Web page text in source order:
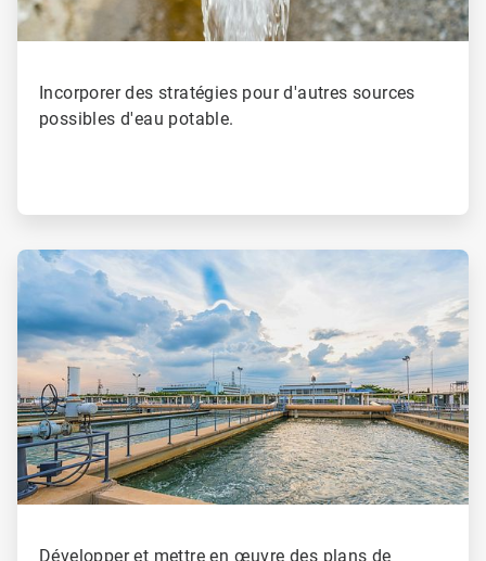
Incorporer des stratégies pour d'autres sources
possibles d'eau potable.
ArticleTile
2
de
4
Développer et mettre en œuvre des plans de